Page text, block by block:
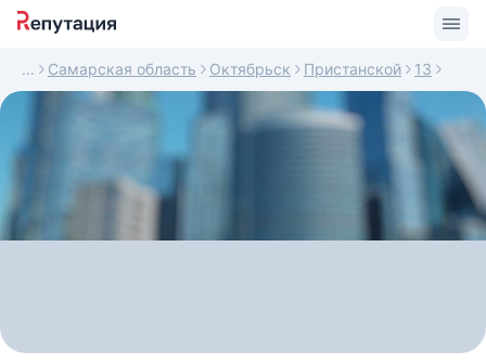
Самарская область Октябрьск Пристанской 13